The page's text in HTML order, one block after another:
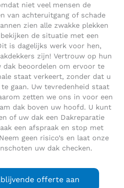
niet veel mensen de
van achteruitgang of schade
zien alle zwakke plekken
de situatie met een
is dagelijks werk voor hen,
zijn! Vertrouw op hun
dak beoordelen om ervoor te
staat verkeert, zonder dat u
gaan. Uw tevredenheid staat
zetten we ons in voor een
dak boven uw hoofd. U kunt
of uw dak een Dakreparatie
een afspraak en stop met
geen risico’s en laat onze
uw dak checken.
offerte aan